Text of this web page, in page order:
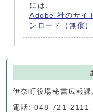
には、
Adobe 社のサイ
ンロード（無償
伊奈町役場秘書広報課
電話: 048-721-2111